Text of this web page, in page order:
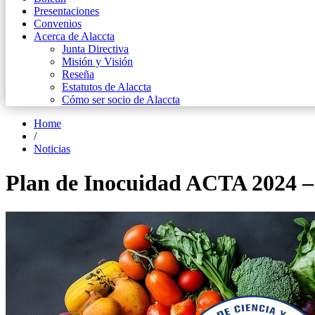
Presentaciones
Convenios
Acerca de Alaccta
Junta Directiva
Misión y Visión
Reseña
Estatutos de Alaccta
Cómo ser socio de Alaccta
Home
/
Noticias
Plan de Inocuidad ACTA 2024